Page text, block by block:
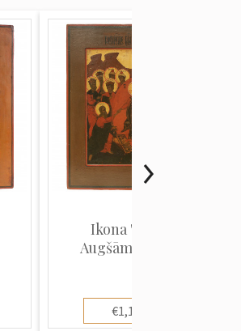
Ikona "Kristus
Augšāmcelšanās"
€1,100.00